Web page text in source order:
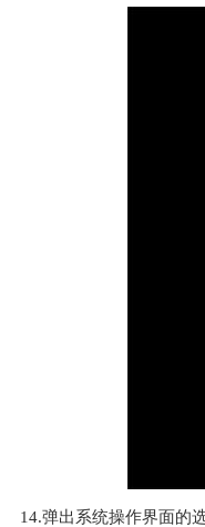
14.弹出系统操作界面的